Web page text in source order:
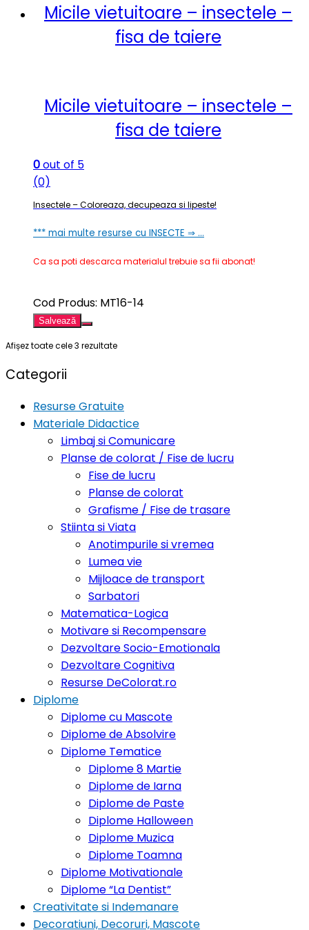
Micile vietuitoare – insectele –
fisa de taiere
Micile vietuitoare – insectele –
fisa de taiere
0out of 5
(0)
Insectele – Coloreaza, decupeaza si lipeste!
*** mai multe resurse cu INSECTE ⇒ …
Ca sa poti descarca materialul trebuie sa fii abonat!
Cod Produs: MT16-14
Salvează
Afișez toate cele 3 rezultate
Categorii
Resurse Gratuite
Materiale Didactice
Limbaj si Comunicare
Planse de colorat / Fise de lucru
Fise de lucru
Planse de colorat
Grafisme / Fise de trasare
Stiinta si Viata
Anotimpurile si vremea
Lumea vie
Mijloace de transport
Sarbatori
Matematica-Logica
Motivare si Recompensare
Dezvoltare Socio-Emotionala
Dezvoltare Cognitiva
Resurse DeColorat.ro
Diplome
Diplome cu Mascote
Diplome de Absolvire
Diplome Tematice
Diplome 8 Martie
Diplome de Iarna
Diplome de Paste
Diplome Halloween
Diplome Muzica
Diplome Toamna
Diplome Motivationale
Diplome “La Dentist”
Creativitate si Indemanare
Decoratiuni, Decoruri, Mascote